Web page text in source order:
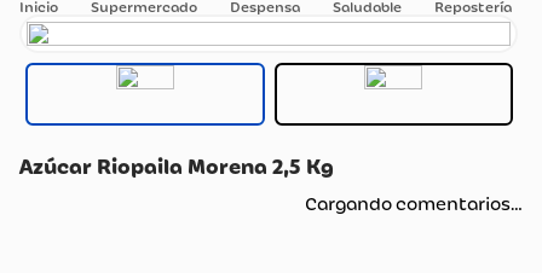
Supermercado Despensa Saludable Repostería
Azúcar Riopaila Morena 2,5 Kg
Cargando comentarios…